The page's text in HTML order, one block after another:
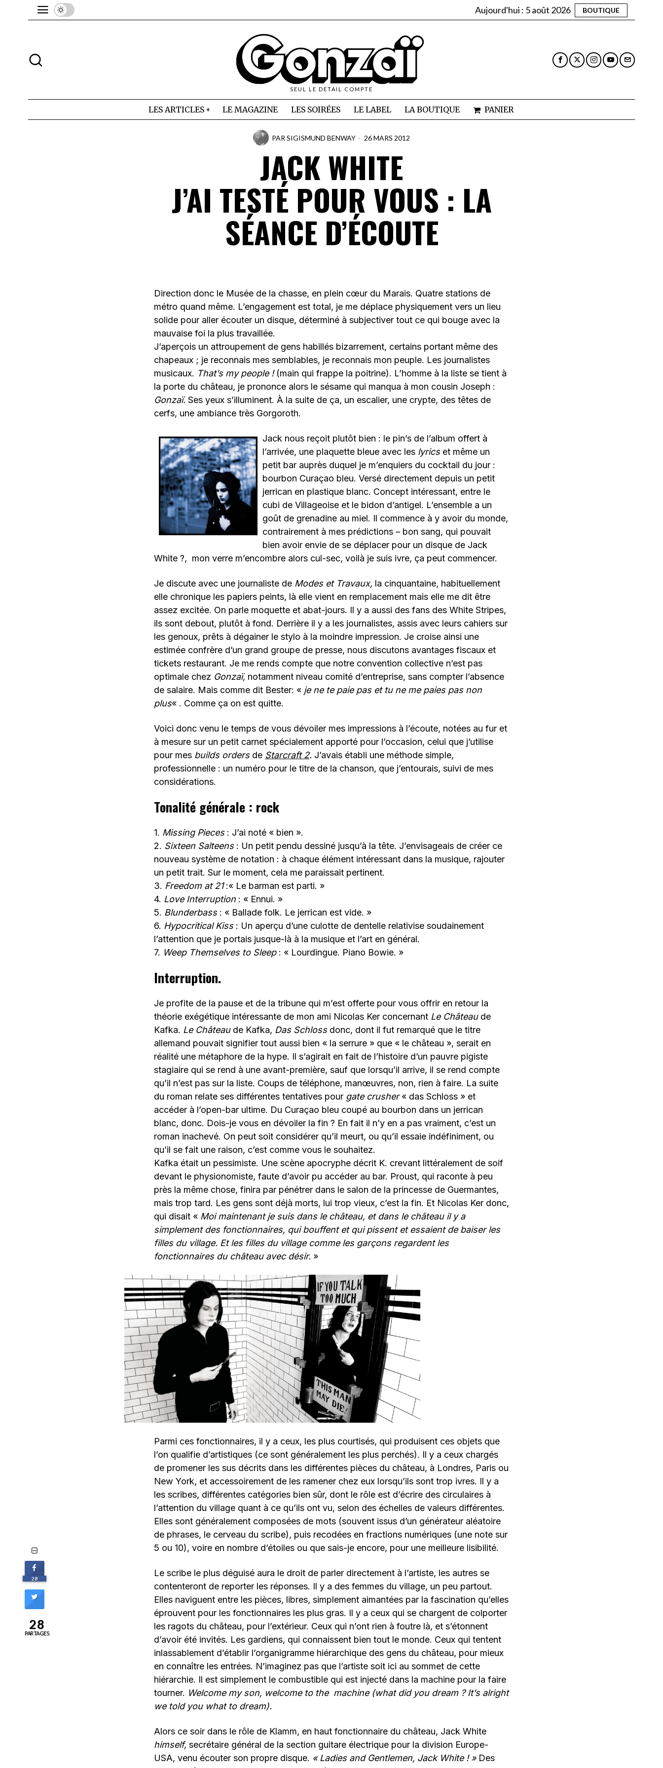
Aujourd'hui : 5 août 2026 BOUTIQUE
SEUL LE DETAIL COMPTE
LES ARTICLES LE MAGAZINE LES SOIRÉES LE LABEL LA BOUTIQUE PANIER
PAR SIGISMUND BENWAY 26 MARS 2012
JACK WHITE
J’AI TESTÉ POUR VOUS : LA
SÉANCE D’ÉCOUTE
Direction donc le Musée de la chasse, en plein cœur du Marais. Quatre stations de
métro quand même. L’engagement est total, je me déplace physiquement vers un lieu
solide pour aller écouter un disque, déterminé à subjectiver tout ce qui bouge avec la
mauvaise foi la plus travaillée.
J’aperçois un attroupement de gens habillés bizarrement, certains portant même des
chapeaux ; je reconnais mes semblables, je reconnais mon peuple. Les journalistes
musicaux. That’s my people ! (main qui frappe la poitrine). L’homme à la liste se tient à
la porte du château, je prononce alors le sésame qui manqua à mon cousin Joseph :
Gonzaï. Ses yeux s’illuminent. À la suite de ça, un escalier, une crypte, des têtes de
cerfs, une ambiance très Gorgoroth.
Jack nous reçoit plutôt bien : le pin’s de l’album offert à
l’arrivée, une plaquette bleue avec les lyricset même un
petit bar auprès duquel je m’enquiers du cocktail du jour :
bourbon Curaçao bleu. Versé directement depuis un petit
jerrican en plastique blanc. Concept intéressant, entre le
cubi de Villageoise et le bidon d’antigel. L’ensemble a un
goût de grenadine au miel. Il commence à y avoir du monde,
contrairement à mes prédictions – bon sang, qui pouvait
bien avoir envie de se déplacer pour un disque de Jack
White ?, mon verre m’encombre alors cul-sec, voilà je suis ivre, ça peut commencer.
Je discute avec une journaliste de Modes et Travaux, la cinquantaine, habituellement
elle chronique les papiers peints, là elle vient en remplacement mais elle me dit être
assez excitée. On parle moquette et abat-jours. Il y a aussi des fans des White Stripes,
ils sont debout, plutôt à fond. Derrière il y a les journalistes, assis avec leurs cahiers sur
les genoux, prêts à dégainer le stylo à la moindre impression. Je croise ainsi une
estimée confrère d’un grand groupe de presse, nous discutons avantages fiscaux et
tickets restaurant. Je me rends compte que notre convention collective n’est pas
optimale chez Gonzaï, notamment niveau comité d’entreprise, sans compter l’absence
de salaire. Mais comme dit Bester: « je ne te paie pas et tu ne me paies pas non
plus« . Comme ça on est quitte.
Voici donc venu le temps de vous dévoiler mes impressions à l’écoute, notées au fur et
à mesure sur un petit carnet spécialement apporté pour l’occasion, celui que j’utilise
pour mes builds ordersde Starcraft 2. J’avais établi une méthode simple,
professionnelle : un numéro pour le titre de la chanson, que j’entourais, suivi de mes
considérations.
Tonalité générale : rock
1. Missing Pieces : J’ai noté « bien ».
2. Sixteen Salteens : Un petit pendu dessiné jusqu’à la tête. J’envisageais de créer ce
nouveau système de notation : à chaque élément intéressant dans la musique, rajouter
un petit trait. Sur le moment, cela me paraissait pertinent.
3. Freedom at 21:« Le barman est parti. »
4. Love Interruption : « Ennui. »
5. Blunderbass: « Ballade folk. Le jerrican est vide. »
6. Hypocritical Kiss: Un aperçu d’une culotte de dentelle relativise soudainement
l’attention que je portais jusque-là à la musique et l’art en général.
7. Weep Themselves to Sleep: « Lourdingue. Piano Bowie. »
Interruption.
Je profite de la pause et de la tribune qui m’est offerte pour vous offrir en retour la
théorie exégétique intéressante de mon ami Nicolas Ker concernant Le Châteaude
Kafka. Le Châteaude Kafka, Das Schlossdonc, dont il fut remarqué que le titre
allemand pouvait signifier tout aussi bien « la serrure » que « le château », serait en
réalité une métaphore de la hype. Il s’agirait en fait de l’histoire d’un pauvre pigiste
stagiaire qui se rend à une avant-première, sauf que lorsqu’il arrive, il se rend compte
qu’il n’est pas sur la liste. Coups de téléphone, manœuvres, non, rien à faire. La suite
du roman relate ses différentes tentatives pour gate crusher« das Schloss » et
accéder à l’open-bar ultime. Du Curaçao bleu coupé au bourbon dans un jerrican
blanc, donc. Dois-je vous en dévoiler la fin ? En fait il n’y en a pas vraiment, c’est un
roman inachevé. On peut soit considérer qu’il meurt, ou qu’il essaie indéfiniment, ou
qu’il se fait une raison, c’est comme vous le souhaitez.
Kafka était un pessimiste. Une scène apocryphe décrit K. crevant littéralement de soif
devant le physionomiste, faute d’avoir pu accéder au bar. Proust, qui raconte à peu
près la même chose, finira par pénétrer dans le salon de la princesse de Guermantes,
mais trop tard. Les gens sont déjà morts, lui trop vieux, c’est la fin. Et Nicolas Ker donc,
qui disait « Moi maintenant je suis dans le château, et dans le château il y a
simplement des fonctionnaires, qui bouffent et qui pissent et essaient de baiser les
filles du village. Et les filles du village comme les garçons regardent les
fonctionnaires du château avec désir. »
Parmi ces fonctionnaires, il y a ceux, les plus courtisés, qui produisent ces objets que
l’on qualifie d’artistiques (ce sont généralement les plus perchés). Il y a ceux chargés
de promener les sus décrits dans les différentes pièces du château, à Londres, Paris ou
New York, et accessoirement de les ramener chez eux lorsqu’ils sont trop ivres. Il y a
les scribes, différentes catégories bien sûr, dont le rôle est d’écrire des circulaires à
l’attention du village quant à ce qu’ils ont vu, selon des échelles de valeurs différentes.
Elles sont généralement composées de mots (souvent issus d’un générateur aléatoire
de phrases, le cerveau du scribe), puis recodées en fractions numériques (une note sur
5 ou 10), voire en nombre d’étoiles ou que sais-je encore, pour une meilleure lisibilité.
Le scribe le plus déguisé aura le droit de parler directement à l’artiste, les autres se
contenteront de reporter les réponses. Il y a des femmes du village, un peu partout.
Elles naviguent entre les pièces, libres, simplement aimantées par la fascination qu’elles
éprouvent pour les fonctionnaires les plus gras. Il y a ceux qui se chargent de colporter
les ragots du château, pour l’extérieur. Ceux qui n’ont rien à foutre là, et s’étonnent
d’avoir été invités. Les gardiens, qui connaissent bien tout le monde. Ceux qui tentent
inlassablement d’établir l’organigramme hiérarchique des gens du château, pour mieux
en connaître les entrées. N’imaginez pas que l’artiste soit ici au sommet de cette
hiérarchie. Il est simplement le combustible qui est injecté dans la machine pour la faire
tourner. Welcome my son, welcome to the machine (what did you dream ? It’s alright
we told you what to dream).
Alors ce soir dans le rôle de Klamm, en haut fonctionnaire du château, Jack White
himself, secrétaire général de la section guitare électrique pour la division Europe-
USA, venu écouter son propre disque. « Ladies and Gentlemen, Jack White ! »Des
28
28
PARTAGES